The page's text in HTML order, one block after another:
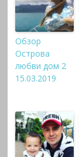
Обзор
Острова
любви дом 2
15.03.2019